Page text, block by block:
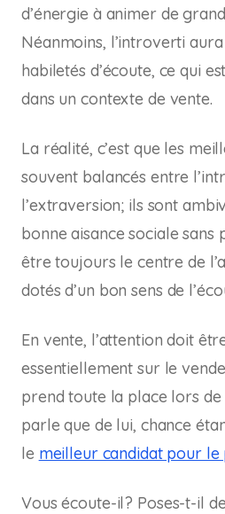
d’énergie à animer de
Néanmoins, l’introverti
habiletés d’écoute, ce qui
dans un contexte de vente.
La réalité, c’est que les
souvent balancés entre
l’extraversion; ils sont
bonne aisance sociale
être toujours le centre de
dotés d’un bon sens de
En vente, l’attention doit
essentiellement sur le
prend toute la place lors de
parle que de lui, chance
le meilleur candidat pour le
Vous écoute-il? Poses-t-il